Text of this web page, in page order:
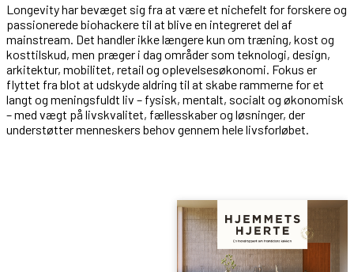
Longevity har bevæget sig fra at være et nichefelt for forskere og
passionerede biohackere til at blive en integreret del af
mainstream. Det handler ikke længere kun om træning, kost og
kosttilskud, men præger i dag områder som teknologi, design,
arkitektur, mobilitet, retail og oplevelsesøkonomi. Fokus er
flyttet fra blot at udskyde aldring til at skabe rammerne for et
langt og meningsfuldt liv – fysisk, mentalt, socialt og økonomisk
– med vægt på livskvalitet, fællesskaber og løsninger, der
understøtter menneskers behov gennem hele livsforløbet.